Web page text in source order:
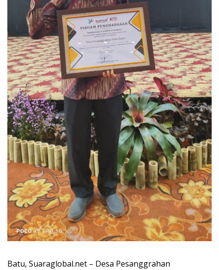
Batu, Suaraglobal.net – Desa Pesanggrahan